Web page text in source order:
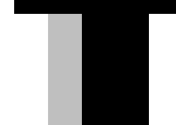
πρώτη καρό σημαία της